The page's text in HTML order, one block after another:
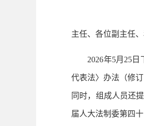
主任、各位副主任
2026年5月25日下
代表法〉办法（修
同时，组成人员还
届人大法制委第四